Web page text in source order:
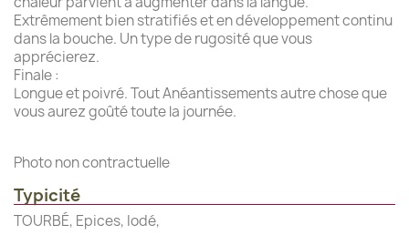
Extrêmement bien stratifiés et en développement continu
dans la bouche. Un type de rugosité que vous
apprécierez.
Finale :
Longue et poivré. Tout Anéantissements autre chose que
vous aurez goûté toute la journée.
Photo non contractuelle
Typicité
TOURBÉ, Epices, Iodé,